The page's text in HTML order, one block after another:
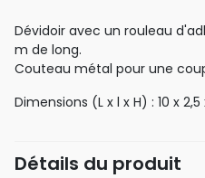
Dévidoir avec un rouleau
m de long.
Couteau métal pour une
Dimensions (L x l x H) : 10 x
Détails du produit